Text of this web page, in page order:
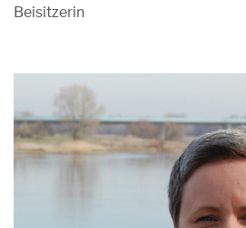
Beisitzerin